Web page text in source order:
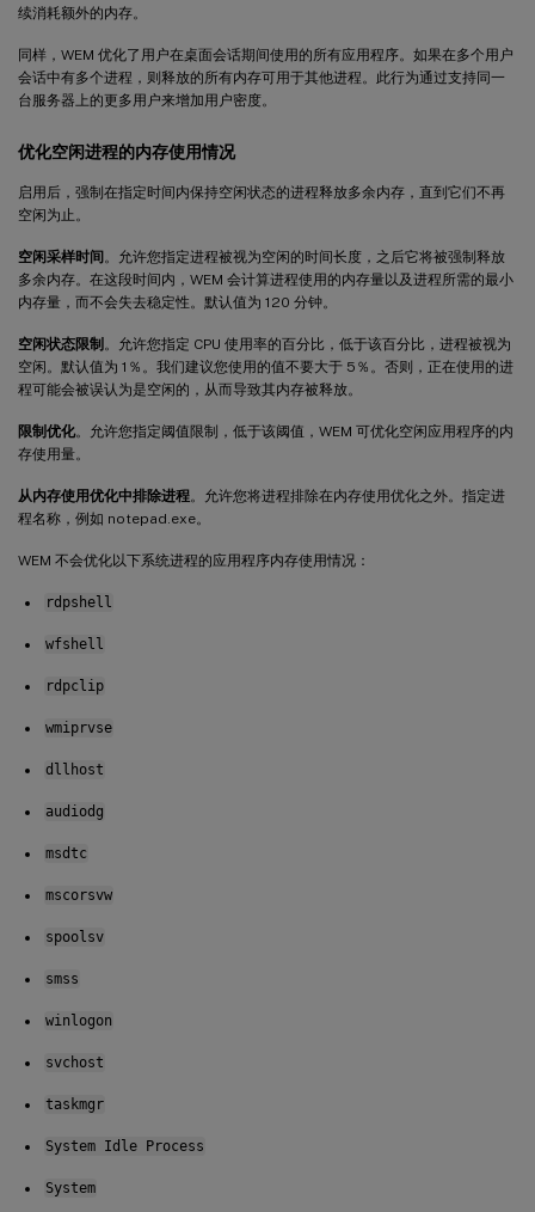
续消耗额外的内存。
同样，WEM 优化了用户在桌面会话期间使用的所有应用程序。如果在多个用户
会话中有多个进程，则释放的所有内存可用于其他进程。此行为通过支持同一
台服务器上的更多用户来增加用户密度。
优化空闲进程的内存使用情况
启用后，强制在指定时间内保持空闲状态的进程释放多余内存，直到它们不再
空闲为止。
空闲采样时间。允许您指定进程被视为空闲的时间长度，之后它将被强制释放
多余内存。在这段时间内，WEM 会计算进程使用的内存量以及进程所需的最小
内存量，而不会失去稳定性。默认值为 120 分钟。
空闲状态限制 。允许您指定 CPU 使用率的百分比，低于该百分比，进程被视为
空闲。默认值为 1％。我们建议您使用的值不要大于 5％。否则，正在使用的进
程可能会被误认为是空闲的，从而导致其内存被释放。
限制优化。允许您指定阈值限制，低于该阈值，WEM 可优化空闲应用程序的内
存使用量。
从内存使用优化中排除进程。允许您将进程排除在内存使用优化之外。指定进
程名称，例如 notepad.exe。
WEM 不会优化以下系统进程的应用程序内存使用情况：
rdpshell
wfshell
rdpclip
wmiprvse
dllhost
audiodg
msdtc
mscorsvw
spoolsv
smss
winlogon
svchost
taskmgr
System Idle Process
System